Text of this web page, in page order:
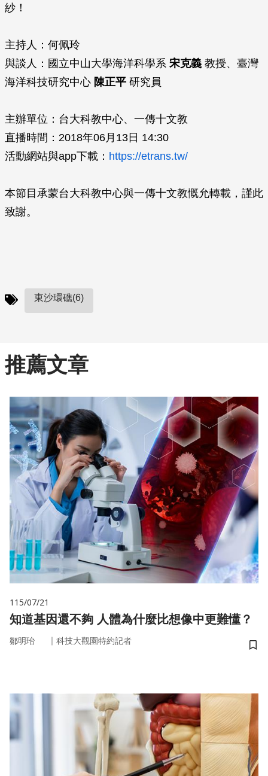
紗！
主持人：何佩玲
與談人：國立中山大學海洋科學系 宋克義 教授、臺灣
海洋科技研究中心 陳正平 研究員
主辦單位：台大科教中心、一傳十文教
直播時間：2018年06月13日 14:30
活動網站與app下載： https://etrans.tw/
本節目承蒙台大科教中心與一傳十文教慨允轉載，謹此
致謝。
東沙環礁(6)
推薦文章
115/07/21
知道基因還不夠 人體為什麼比想像中更難懂？
鄒明珆 ｜ 科技大觀園特約記者
儲